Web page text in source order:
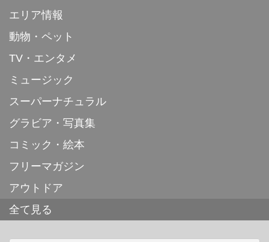
エリア情報
動物・ペット
TV・エンタメ
ミュージック
スーパーナチュラル
グラビア・写真集
コミック・絵本
フリーマガジン
アウトドア
全て見る